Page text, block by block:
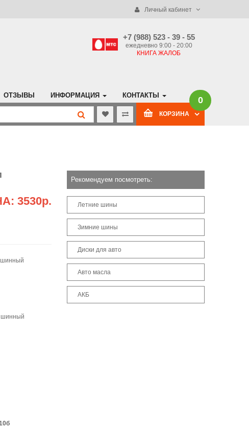
Личный кабинет
+7 (988) 523 - 39 - 55
ежедневно 9:00 - 20:00
КНИГА ЖАЛОБ
ОТЗЫВЫ ИНФОРМАЦИЯ КОНТАКТЫ
КОРЗИНА
0
3530р.
шинный
Рекомендуем посмотреть:
Летние шины
Зимние шины
Диски для авто
Авто масла
АКБ